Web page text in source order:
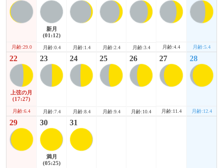
月齢:29.0
新月
(01:12)
月齢:0.4 月齢:1.4 月齢:2.4 月齢:3.4 月齢:4.4 月齢:5.4
22
上弦の月
(17:27)
月齢:6.4
23
月齢:7.4
24
月齢:8.4
25
月齢:9.4
26
月齢:10.4
27
月齢:11.4
28
月齢:12.4
29 30
満月
(05:25)
31